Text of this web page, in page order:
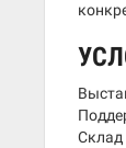
Склад